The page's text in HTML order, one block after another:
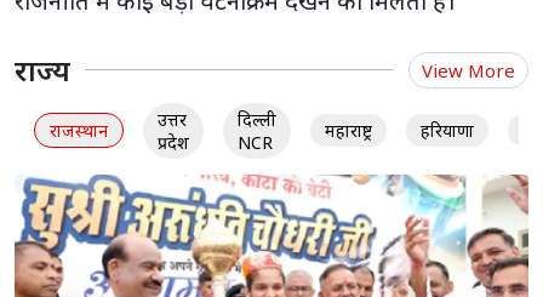
राज्य View More
राजस्थान
उत्तर
प्रदेश
दिल्ली
NCR
महाराष्ट्र हरियाणा